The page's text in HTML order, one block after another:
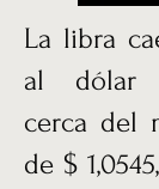
La libra
al dólar
cerca del
de $